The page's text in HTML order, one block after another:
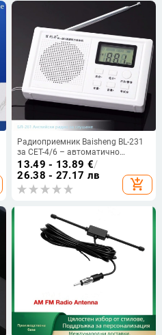
Радиоприемник Baisheng BL-231
за CET-4/6 – автоматично
търсене на станции, MP3
поддръжка и цифров дисплей
13.49 - 13.89 €/
26.38 - 27.17 лв
add_shopping_cart